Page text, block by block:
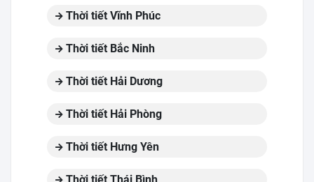
Thời tiết Vĩnh Phúc
Thời tiết Bắc Ninh
Thời tiết Hải Dương
Thời tiết Hải Phòng
Thời tiết Hưng Yên